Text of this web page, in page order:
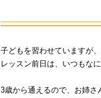
子どもを習わせていますが
レッスン前日は、いつもな
3歳から通えるので、お姉さ